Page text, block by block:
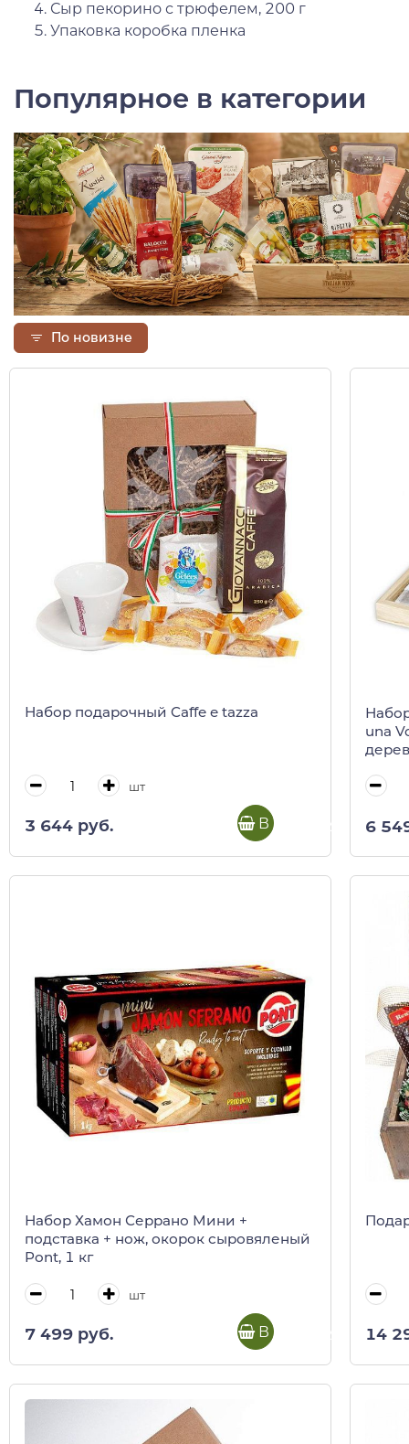
Сыр пекорино с трюфелем, 200 г
Упаковка коробка пленка
Популярное в категории
По новизне
Набор подарочный Caffe e tazza
шт
3 644 руб. В корзину
una
6
Набор Хамон Серрано Мини +
подставка + нож, окорок сыровяленый
Pont, 1 кг
шт
7 499 руб. В корзину 14